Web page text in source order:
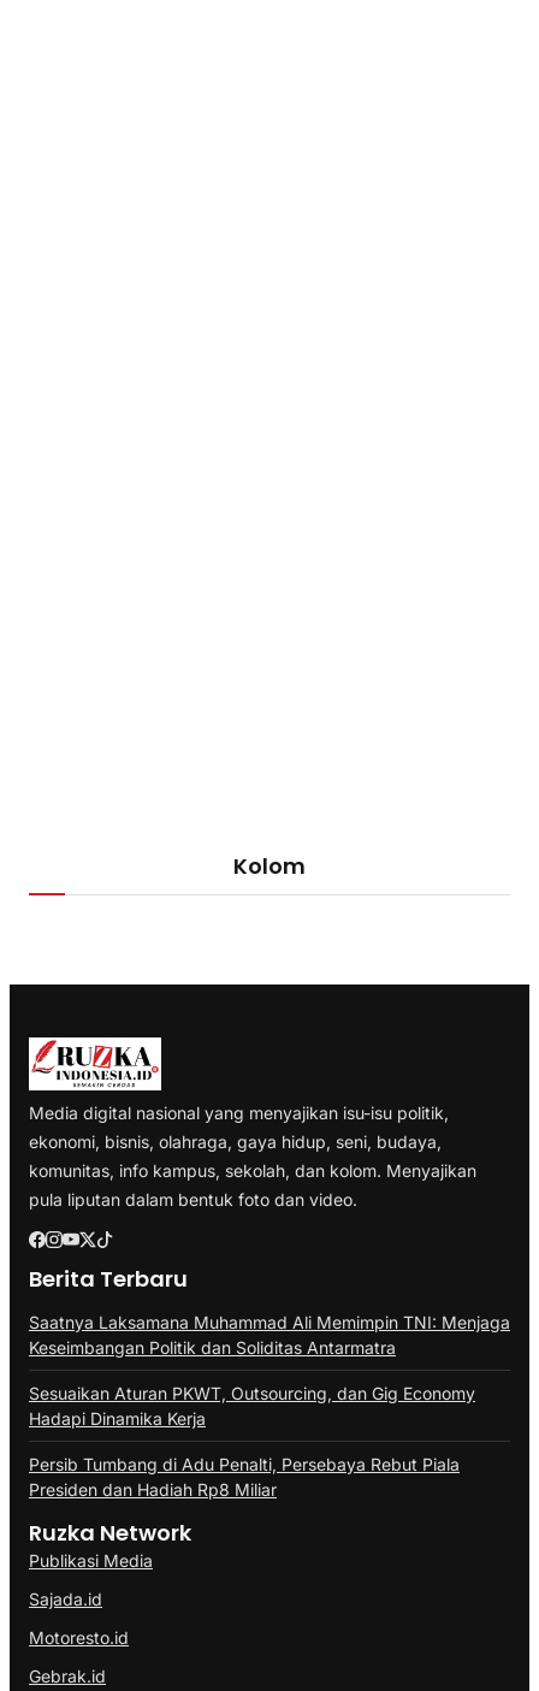
Kolom
Media digital nasional yang menyajikan isu-isu politik,
ekonomi, bisnis, olahraga, gaya hidup, seni, budaya,
komunitas, info kampus, sekolah, dan kolom. Menyajikan
pula liputan dalam bentuk foto dan video.
Berita Terbaru
Saatnya Laksamana Muhammad Ali Memimpin TNI: Menjaga
Keseimbangan Politik dan Soliditas Antarmatra
Sesuaikan Aturan PKWT, Outsourcing, dan Gig Economy
Hadapi Dinamika Kerja
Persib Tumbang di Adu Penalti, Persebaya Rebut Piala
Presiden dan Hadiah Rp8 Miliar
Ruzka Network
Publikasi Media
Sajada.id
Motoresto.id
Gebrak.id